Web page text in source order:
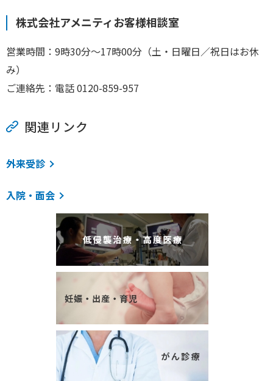
株式会社アメニティお客様相談室
営業時間：9時30分～17時00分（土・日曜日／祝日はお休
み）
ご連絡先：電話 0120-859-957
関連リンク
外来受診
入院・面会